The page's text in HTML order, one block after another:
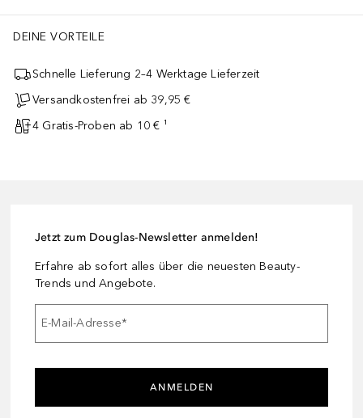
DEINE VORTEILE
Schnelle Lieferung 2–4 Werktage Lieferzeit
Versandkostenfrei ab 39,95 €
4 Gratis-Proben ab 10 € ¹
Jetzt zum Douglas-Newsletter anmelden!
Erfahre ab sofort alles über die neuesten Beauty-
Trends und Angebote.
E-Mail-Adresse*
ANMELDEN